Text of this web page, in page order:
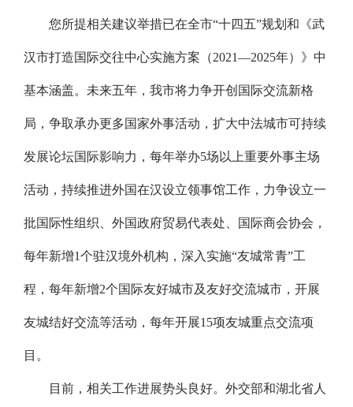
您所提相关建议举措已在全市“十四五”规划和《武
汉市打造国际交往中心实施方案（2021—2025年）》中
基本涵盖。未来五年，我市将力争开创国际交流新格
局，争取承办更多国家外事活动，扩大中法城市可持续
发展论坛国际影响力，每年举办5场以上重要外事主场
活动，持续推进外国在汉设立领事馆工作，力争设立一
批国际性组织、外国政府贸易代表处、国际商会协会，
每年新增1个驻汉境外机构，深入实施“友城常青”工
程，每年新增2个国际友好城市及友好交流城市，开展
友城结好交流等活动，每年开展15项友城重点交流项
目。
目前，相关工作进展势头良好。外交部和湖北省人